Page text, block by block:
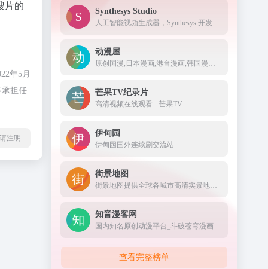
片的
年5月
承担任
注明
Synthesys Studio
人工智能视频生成器，Synthesys 开发用于商业用途的文本到画外音和视频
动漫屋
原创国漫,日本漫画,港台漫画,韩国漫画,欧美漫画,好漫画,为看漫画的人而生。热门漫画：火影忍者、海贼王1008、死神、一拳超人185、古惑仔88、山海逆战673等
芒果TV纪录片
高清视频在线观看 - 芒果TV
伊甸园
伊甸园国外连续剧交流站
街景地图
街景地图提供全球各城市高清实景地图，360度全景地图视角浏览，足不出户游遍世界各地的每一个角落。街景图像数据涵盖中国大陆、港澳台及世界各国城市的街路和景点名胜。街景地图是您旅游出行、规划选址、探索世界的得力助手。
知音漫客网
国内知名原创动漫平台_斗破苍穹漫画官网_知音漫客网
查看完整榜单